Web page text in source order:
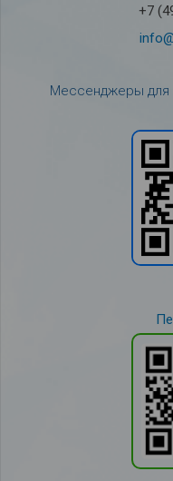
+7
Мессенджеры для